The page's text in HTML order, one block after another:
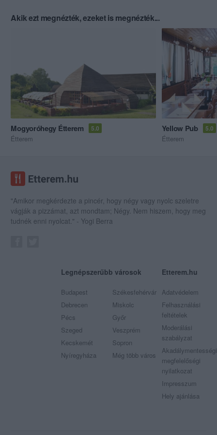
Akik ezt megnézték, ezeket is megnézték...
Mogyoróhegy Étterem 5.0
Étterem
Yellow Pub 5.0
Étterem
"Amikor megkérdezte a pincér, hogy négy vagy nyolc szeletre
vágják a pizzámat, azt mondtam; Négy. Nem hiszem, hogy meg
tudnék enni nyolcat." - Yogi Berra
Legnépszerűbb városok
Budapest
Debrecen
Pécs
Szeged
Kecskemét
Nyíregyháza
Székesfehérvár
Miskolc
Győr
Veszprém
Sopron
Még több város
Etterem.hu
Adatvédelem
Felhasználási
feltételek
Moderálási
szabályzat
Akadálymentességi
megfelelőségi
nyilatkozat
Impresszum
Hely ajánlása